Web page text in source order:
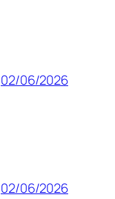
02/06/2026
02/06/2026